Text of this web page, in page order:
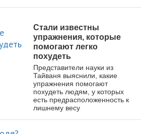
Стали известны
упражнения, которые
помогают легко
похудеть
Представители науки из
Тайваня выяснили, какие
упражнения помогают
похудеть людям, у которых
есть предрасположенность к
лишнему весу